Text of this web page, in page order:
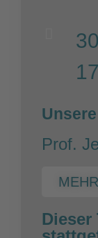
Prof.
Dieser